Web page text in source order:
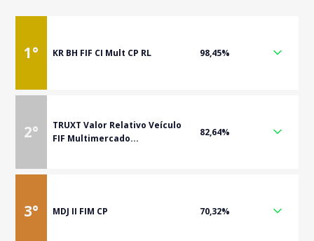
1° KR BH FIF CI Mult CP RL 98,45%
2°
TRUXT Valor Relativo Veículo
FIF Multimercado...
82,64%
3° MDJ II FIM CP 70,32%